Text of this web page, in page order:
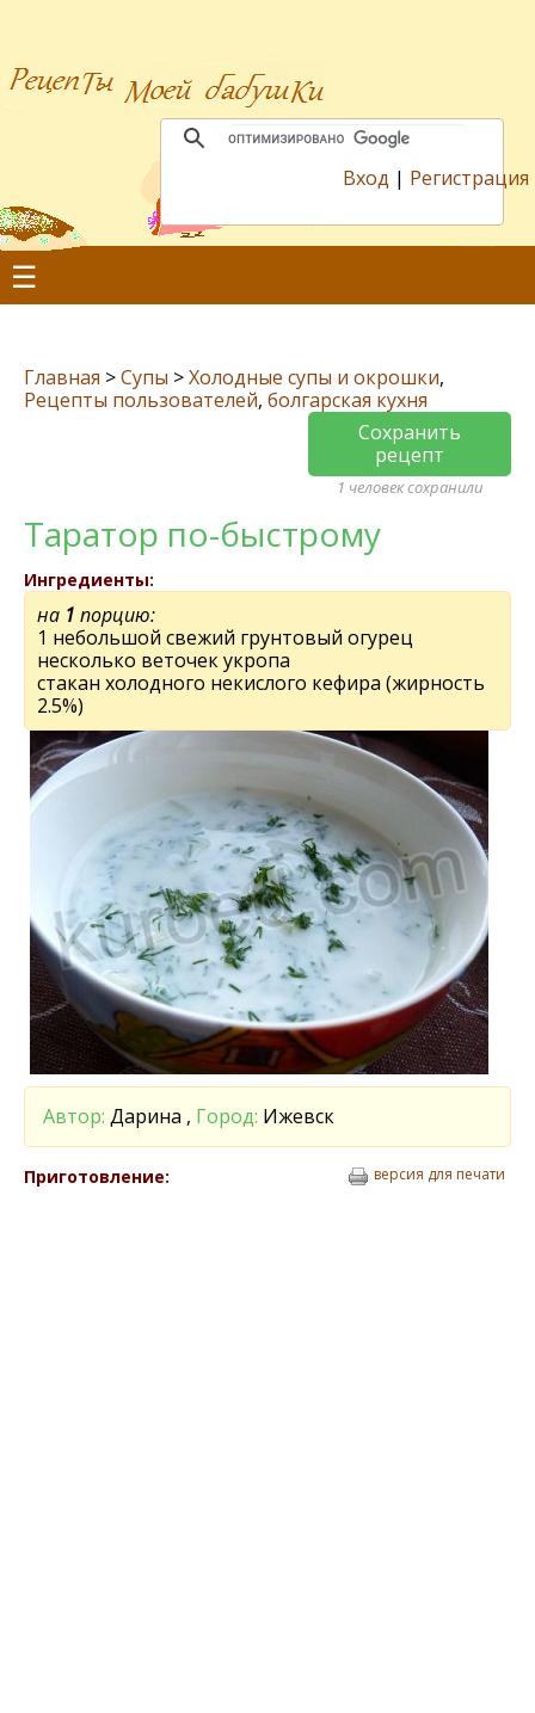
Вход | Регистрация
☰
Главная >Супы >Холодные супы и окрошки,
Рецепты пользователей, болгарская кухня
Сохранить
рецепт
1 человек сохранили
Таратор по-быстрому
Ингредиенты:
на 1 порцию:
1 небольшой свежий грунтовый огурец
несколько веточек укропа
стакан холодного некислого кефира (жирность
2.5%)
Автор: Дарина , Город: Ижевск
Приготовление: версия для печати